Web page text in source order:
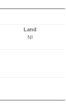
Land
NI